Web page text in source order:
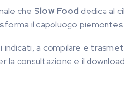
che Slow Food dedica al
il capoluogo
a compilare e
la consultazione e il